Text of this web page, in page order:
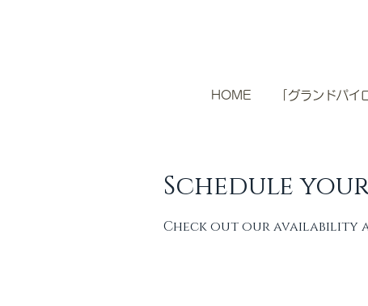
HOME 「グランドパイ
Schedule
Check out our availability